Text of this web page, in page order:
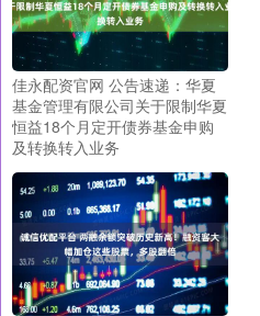
佳永配资官网 公告速递：华夏
基金管理有限公司关于限制华夏
恒益18个月定开债券基金申购
及转换转入业务